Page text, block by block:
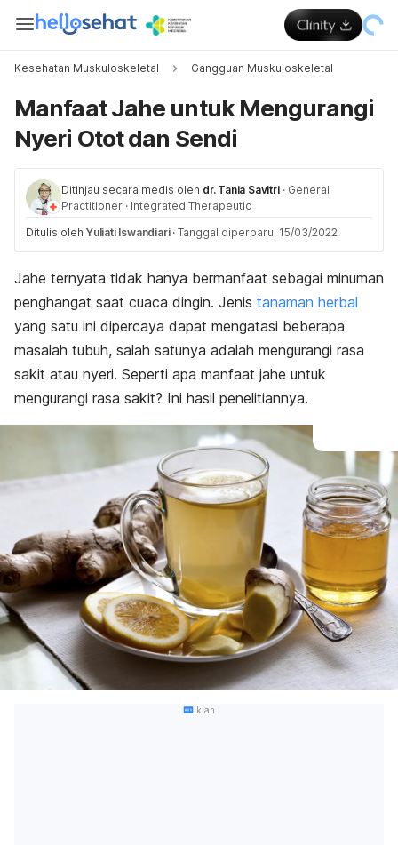
Kesehatan Muskuloskeletal Gangguan Muskuloskeletal
Manfaat Jahe untuk Mengurangi
Nyeri Otot dan Sendi
Ditinjau secara medis oleh dr. Tania Savitri · General
Practitioner · Integrated Therapeutic
Ditulis oleh Yuliati Iswandiari · Tanggal diperbarui 15/03/2022
Jahe ternyata tidak hanya bermanfaat sebagai minuman
penghangat saat cuaca dingin. Jenis tanaman herbal
yang satu ini dipercaya dapat mengatasi beberapa
masalah tubuh, salah satunya adalah mengurangi rasa
sakit atau nyeri. Seperti apa manfaat jahe untuk
mengurangi rasa sakit? Ini hasil penelitiannya.
Iklan